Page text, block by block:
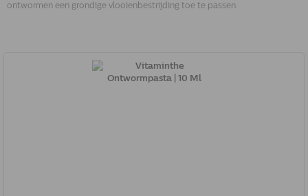
ontwormen een grondige vlooienbestrijding toe te passen.